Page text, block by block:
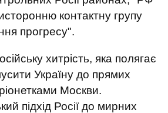
контактну групу
прогресу".
хитрість, яка полягає
Україну до прямих
Москви.
підхід Росії до мирних